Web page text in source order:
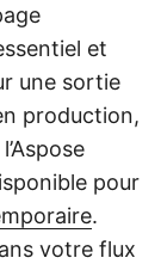
et
une sortie
production,
pour
.
votre flux